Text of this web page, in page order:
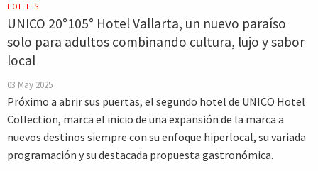
HOTELES
UNICO 20°105° Hotel Vallarta, un nuevo paraíso
solo para adultos combinando cultura, lujo y sabor
local
03 May 2025
Próximo a abrir sus puertas, el segundo hotel de UNICO Hotel
Collection, marca el inicio de una expansión de la marca a
nuevos destinos siempre con su enfoque hiperlocal, su variada
programación y su destacada propuesta gastronómica.